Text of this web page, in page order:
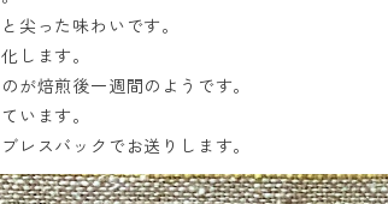
尖った味わいです。
します。
が焙煎後一週間のようです。
います。
レスバックでお送りします。